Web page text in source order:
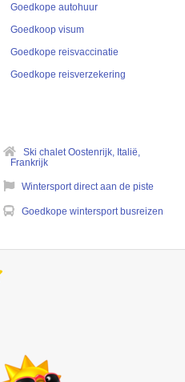
Goedkope autohuur
Goedkoop visum
Goedkope reisvaccinatie
Goedkope reisverzekering
Ski chalet Oostenrijk, Italië,
Frankrijk
Wintersport direct aan de piste
Goedkope wintersport busreizen